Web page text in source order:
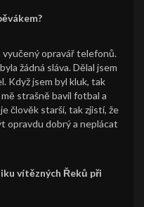
vyučený opravář telefonů.
žádná sláva. Dělal jsem
Když jsem byl kluk, tak
strašně bavil fotbal a
člověk starší, tak zjistí, že
opravdu dobrý a neplácat
vítězných Řeků při